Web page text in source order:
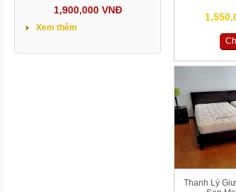
1,900,000 VNĐ
Xem thêm
Thanh Lý